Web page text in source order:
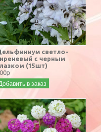
светло-
с черным
(15шт)
в заказ